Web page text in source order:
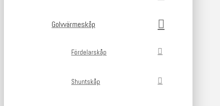
Golvvärmeskåp
Fördelarskåp
Shuntskåp